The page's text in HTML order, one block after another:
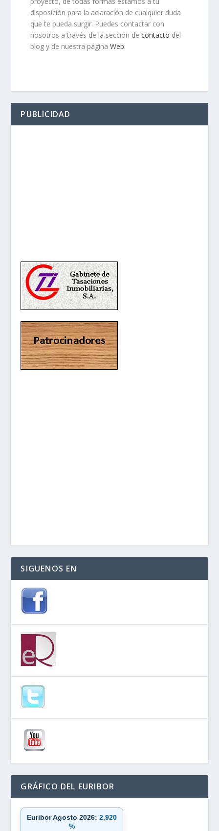
disposición para la aclaración de cualquier duda
que te pueda surgir. Puedes contactar con
nosotros a través de la sección decontacto del
blog y de nuestra páginaWeb.
PUBLICIDAD
SIGUENOS EN
GRÁFICO DEL EURIBOR
Euribor Agosto 2026:2,920
%